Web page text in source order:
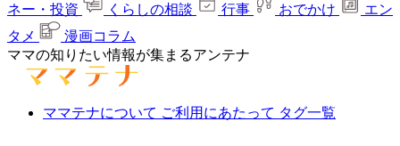
ネー・投資
くらしの相談 行事 おでかけ
エン
タメ
漫画コラム
ママの知りたい情報が集まるアンテナ
ママテナについて ご利用にあたって タグ一覧